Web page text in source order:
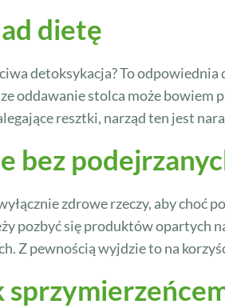
dietę
detoksykacja? To
oddawanie stolca może
resztki, narząd ten jest
bez
zdrowe rzeczy, aby choć
pozbyć się produktów opartych
Z pewnością wyjdzie to na